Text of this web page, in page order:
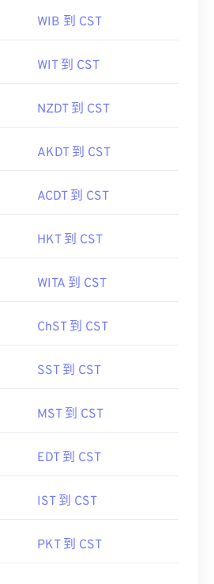
WIB 到 CST
WIT 到 CST
NZDT 到 CST
AKDT 到 CST
ACDT 到 CST
HKT 到 CST
WITA 到 CST
ChST 到 CST
SST 到 CST
MST 到 CST
EDT 到 CST
IST 到 CST
PKT 到 CST